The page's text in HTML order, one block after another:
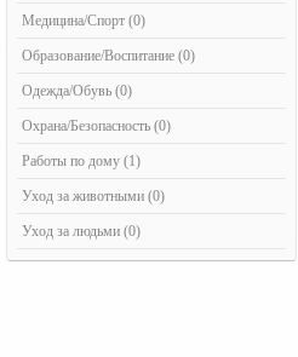
Медицина/Спорт (0)
Образование/Воспитание (0)
Одежда/Обувь (0)
Охрана/Безопасность (0)
Работы по дому (1)
Уход за животными (0)
Уход за людьми (0)